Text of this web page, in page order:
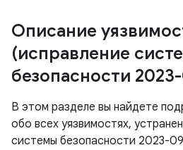
Описание
(исправление
безопасности
В этом разделе вы найдете
обо всех уязвимостях,
системы безопасности 2023-